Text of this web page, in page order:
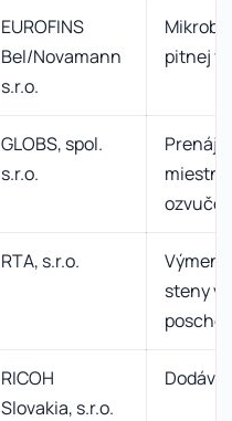
EUROFINS
Bel/Novamann
s.r.o.
pitnej
GLOBS, spol.
s.r.o.
RTA, s.r.o.
steny v
RICOH
Slovakia, s.r.o.